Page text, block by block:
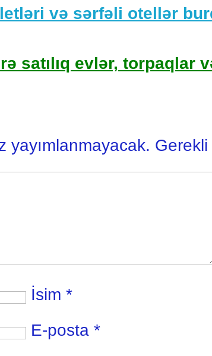
və sərfəli otellər
satılıq evlər, torpaqlar
yayımlanmayacak.
İsim *
E-posta *